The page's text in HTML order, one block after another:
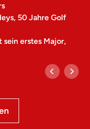
50 Jahre Golf
sein erstes Major,